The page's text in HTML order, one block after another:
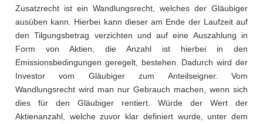
Zusatzrecht ist ein Wandlungsrecht, welches der Gläubiger
ausüben kann. Hierbei kann dieser am Ende der Laufzeit auf
den Tilgungsbetrag verzichten und auf eine Auszahlung in
Form von Aktien, die Anzahl ist hierbei in den
Emissionsbedingungen geregelt, bestehen. Dadurch wird der
Investor vom Gläubiger zum Anteilseigner. Vom
Wandlungsrecht wird man nur Gebrauch machen, wenn sich
dies für den Gläubiger rentiert. Würde der Wert der
Aktienanzahl, welche zuvor klar definiert wurde, unter dem